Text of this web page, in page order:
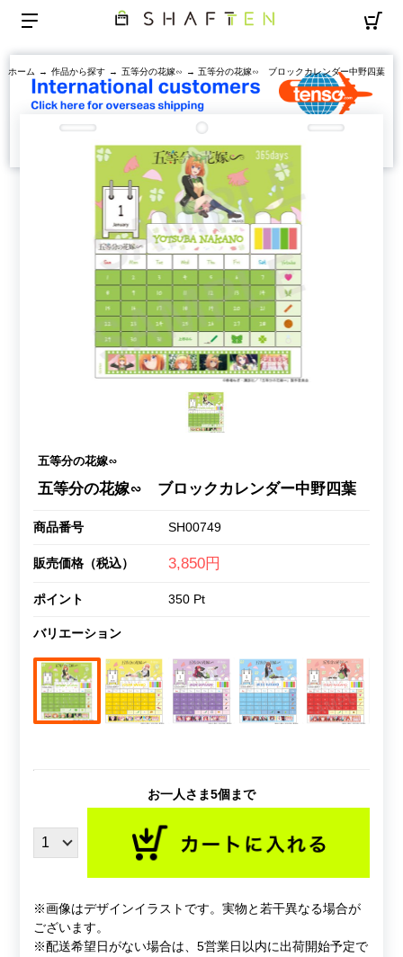
ホーム → 作品から探す → 五等分の花嫁∽ → 五等分の花嫁∽ ブロックカレンダー中野四葉
五等分の花嫁∽
五等分の花嫁∽ ブロックカレンダー中野四葉
商品番号 SH00749
販売価格（税込） 3,850円
ポイント 350 Pt
バリエーション
お一人さま5個まで
※画像はデザインイラストです。実物と若干異なる場合が
ございます。
※配送希望日がない場合は、5営業日以内に出荷開始予定で